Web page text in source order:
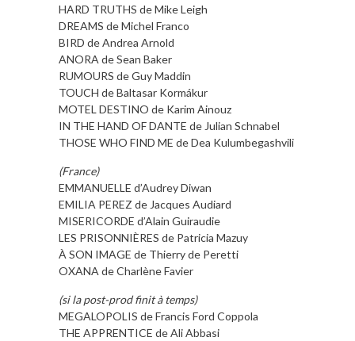
HARD TRUTHS de Mike Leigh
DREAMS de Michel Franco
BIRD de Andrea Arnold
ANORA de Sean Baker
RUMOURS de Guy Maddin
TOUCH de Baltasar Kormákur
MOTEL DESTINO de Karim Ainouz
IN THE HAND OF DANTE de Julian Schnabel
THOSE WHO FIND ME de Dea Kulumbegashvili
(France)
EMMANUELLE d’Audrey Diwan
EMILIA PEREZ de Jacques Audiard
MISERICORDE d’Alain Guiraudie
LES PRISONNIÈRES de Patricia Mazuy
À SON IMAGE de Thierry de Peretti
OXANA de Charlène Favier
(si la post-prod finit à temps)
MEGALOPOLIS de Francis Ford Coppola
THE APPRENTICE de Ali Abbasi